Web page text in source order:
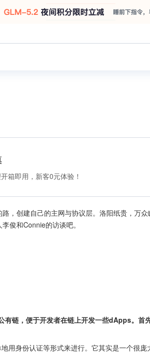
箱即用，新客0元体验！
，创建自己的主网与协议层。洛阳纸贵，万众
俊和Connie的访谈吧。
链，便于开发者在链上开发一些dApps。首
用身份认证等形式来进行。它其实是一个很庞